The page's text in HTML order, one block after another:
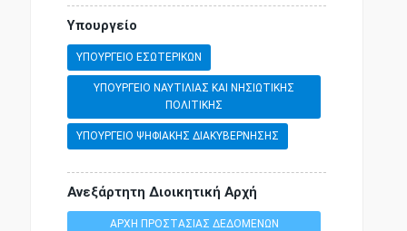
Υπουργείο
ΥΠΟΥΡΓΕΙΟ ΕΣΩΤΕΡΙΚΩΝ
ΥΠΟΥΡΓΕΙΟ ΝΑΥΤΙΛΙΑΣ ΚΑΙ ΝΗΣΙΩΤΙΚΗΣ
ΠΟΛΙΤΙΚΗΣ
ΥΠΟΥΡΓΕΙΟ ΨΗΦΙΑΚΗΣ ΔΙΑΚΥΒΕΡΝΗΣΗΣ
Ανεξάρτητη Διοικητική Αρχή
ΑΡΧΗ ΠΡΟΣΤΑΣΙΑΣ ΔΕΔΟΜΕΝΩΝ